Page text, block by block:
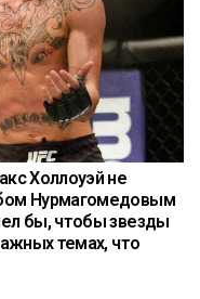
Холлоуэй не
Нурмагомедовым
бы, чтобы звезды
темах, что